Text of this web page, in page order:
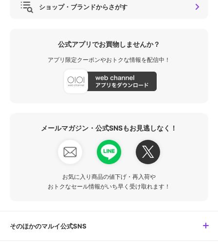
ショップ・ブランドからさがす
公式アプリでお買物しませんか？
アプリ限定クーポンやおトクな情報を配信中！
メールマガジン・公式SNSもお見逃しなく！
お気に入り商品の値下げ・再入荷や
おトクなセール情報がいち早く受け取れます！
そのほかのマルイ公式SNS